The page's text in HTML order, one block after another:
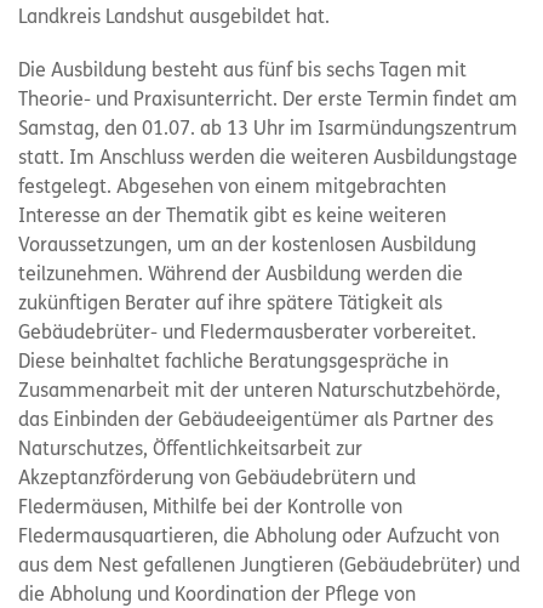
Landkreis Landshut ausgebildet hat.
Die Ausbildung besteht aus fünf bis sechs Tagen mit
Theorie- und Praxisunterricht. Der erste Termin findet am
Samstag, den 01.07. ab 13 Uhr im Isarmündungszentrum
statt. Im Anschluss werden die weiteren Ausbildungstage
festgelegt. Abgesehen von einem mitgebrachten
Interesse an der Thematik gibt es keine weiteren
Voraussetzungen, um an der kostenlosen Ausbildung
teilzunehmen. Während der Ausbildung werden die
zukünftigen Berater auf ihre spätere Tätigkeit als
Gebäudebrüter- und Fledermausberater vorbereitet.
Diese beinhaltet fachliche Beratungsgespräche in
Zusammenarbeit mit der unteren Naturschutzbehörde,
das Einbinden der Gebäudeeigentümer als Partner des
Naturschutzes, Öffentlichkeitsarbeit zur
Akzeptanzförderung von Gebäudebrütern und
Fledermäusen, Mithilfe bei der Kontrolle von
Fledermausquartieren, die Abholung oder Aufzucht von
aus dem Nest gefallenen Jungtieren (Gebäudebrüter) und
die Abholung und Koordination der Pflege von